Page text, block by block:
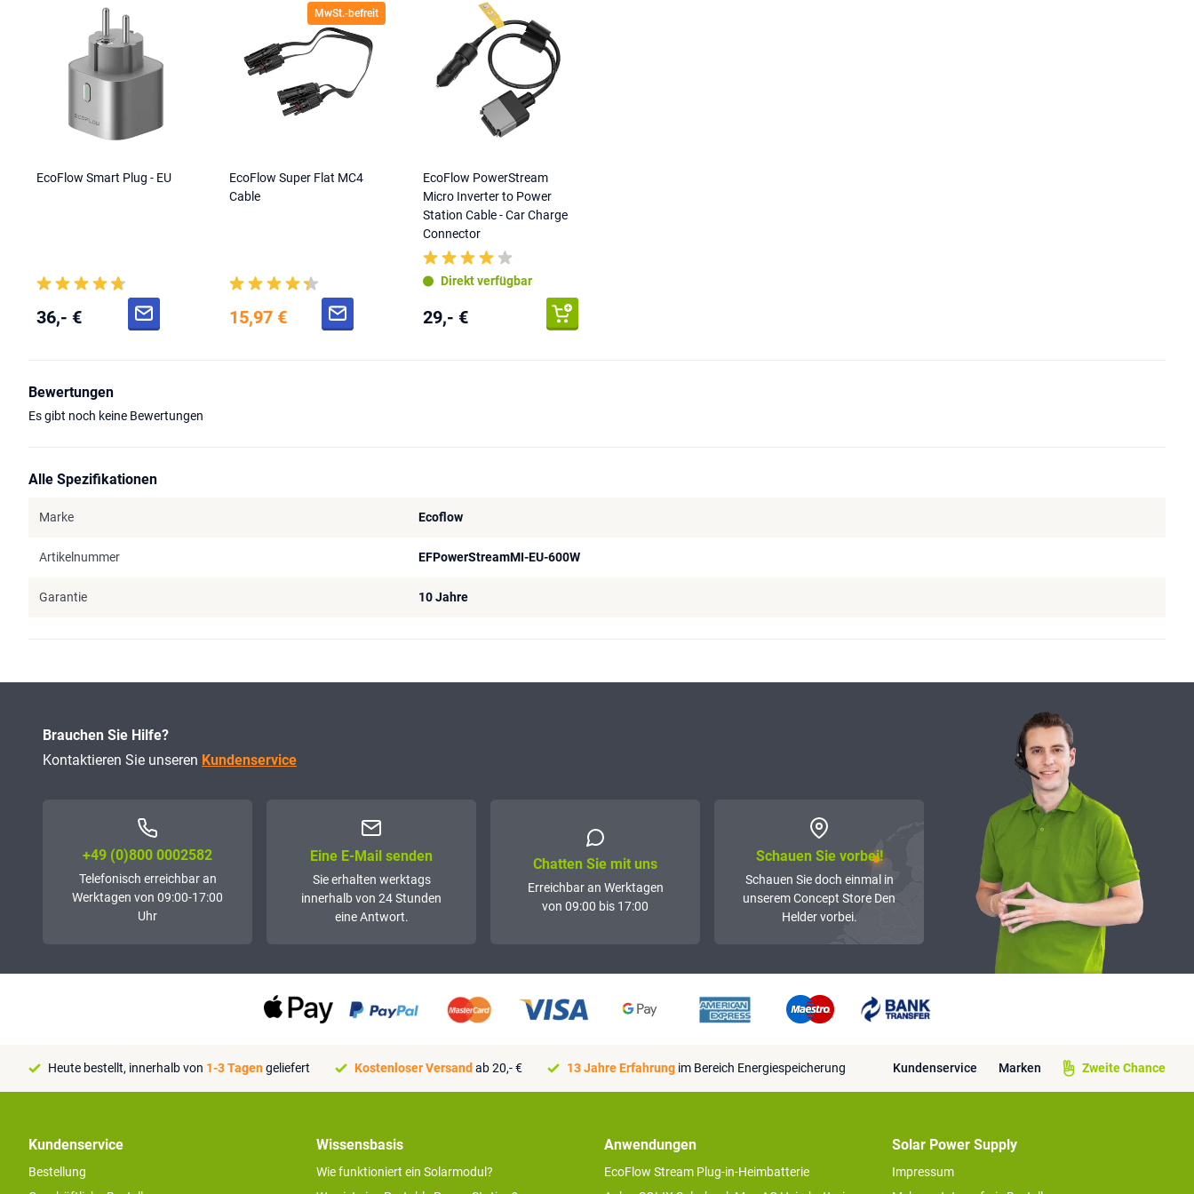
EcoFlow Smart Plug - EU
36,- €
MwSt.-befreit
EcoFlow Super Flat MC4
Cable
15,97 €
EcoFlow PowerStream
Micro Inverter to Power
Station Cable - Car Charge
Connector
Direkt verfügbar
29,- €
Bewertungen
Es gibt noch keine Bewertungen
Alle Spezifikationen
Marke Ecoflow
Artikelnummer EFPowerStreamMI-EU-600W
Garantie 10 Jahre
Brauchen Sie Hilfe?
Kontaktieren Sie unseren Kundenservice
+49 (0)800 0002582
Telefonisch erreichbar an
Werktagen von 09:00-17:00
Uhr
Eine E-Mail senden
Sie erhalten werktags
innerhalb von 24 Stunden
eine Antwort.
Chatten Sie mit uns
Erreichbar an Werktagen
von 09:00 bis 17:00
Schauen Sie vorbei!
Schauen Sie doch einmal in
unserem Concept Store Den
Helder vorbei.
Heute bestellt, innerhalb von 1-3 Tagengeliefert Kostenloser Versandab 20,- € 13 Jahre Erfahrung im Bereich Energiespeicherung Kundenservice Marken Zweite Chance
Kundenservice
Bestellung
Wissensbasis
Wie funktioniert ein Solarmodul?
Anwendungen
EcoFlow Stream Plug-in-Heimbatterie
Solar Power Supply
Impressum